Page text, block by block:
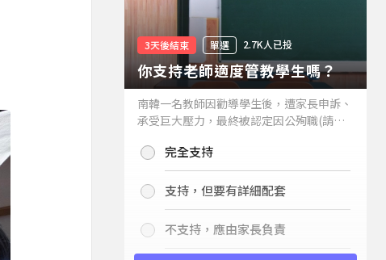
3天後結束 單選 2.7K人已投
你支持老師適度管教學生嗎？
南韓一名教師因勸導學生後，遭家長申訴、
承受巨大壓力，最終被認定因公殉職(請見
你支持老師適度管教學生嗎？
完全支持
支持，但要有詳細配套
不支持，應由家長負責